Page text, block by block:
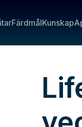
FärdmålKunskap